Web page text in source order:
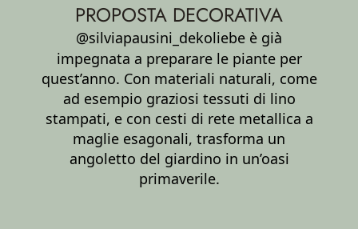
PROPOSTA DECORATIVA
@silviapausini_dekoliebe è già
impegnata a preparare le piante per
quest’anno. Con materiali naturali, come
ad esempio graziosi tessuti di lino
stampati, e con cesti di rete metallica a
maglie esagonali, trasforma un
angoletto del giardino in un’oasi
primaverile.